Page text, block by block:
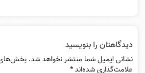
دیدگاهتان را بنویسید
نشانی ایمیل شما منتشر نخواهد شد. بخش‌های
علامت‌گذاری شده‌اند*